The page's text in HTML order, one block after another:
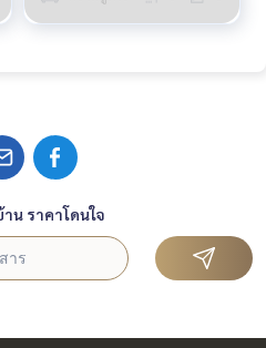
น ราคาโดนใจ